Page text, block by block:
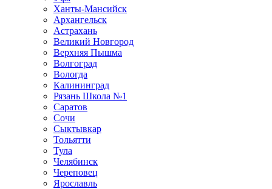
Ханты-Мансийск
Архангельск
Астрахань
Великий Новгород
Верхняя Пышма
Волгоград
Вологда
Калининград
Рязань Школа №1
Саратов
Сочи
Сыктывкар
Тольятти
Тула
Челябинск
Череповец
Ярославль